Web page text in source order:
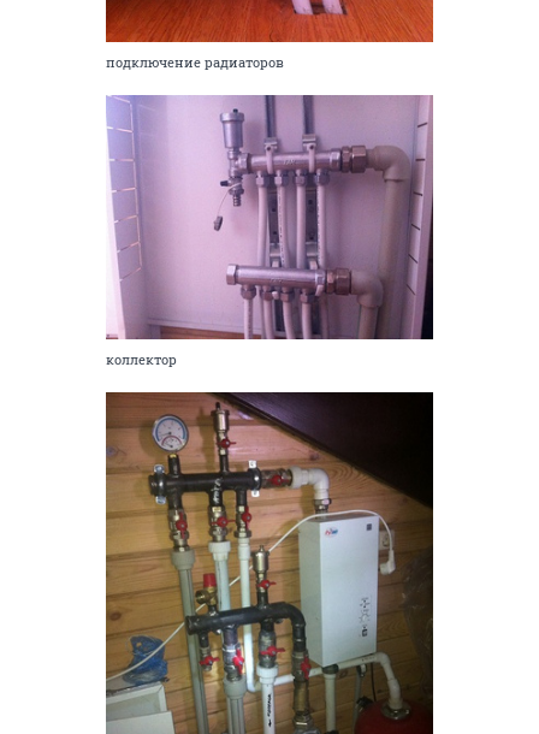
подключение радиаторов
коллектор